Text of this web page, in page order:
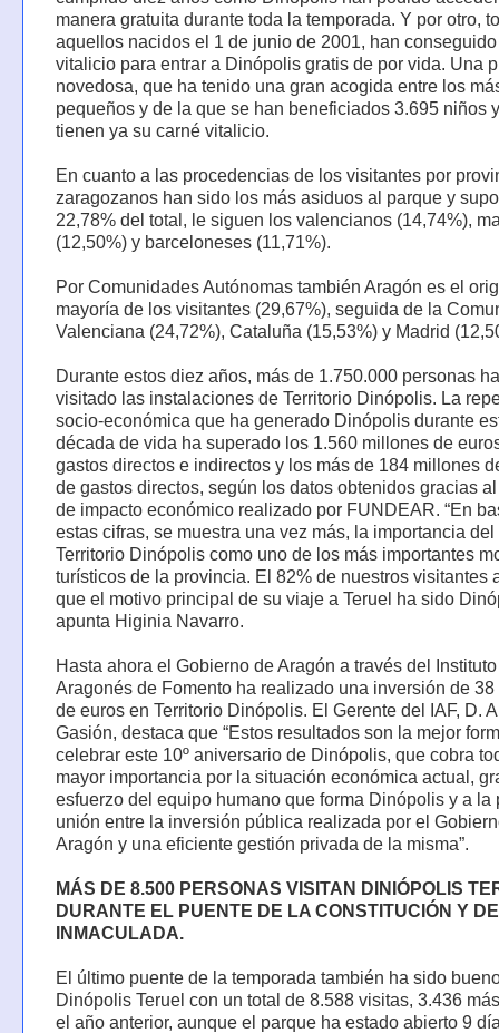
manera gratuita durante toda la temporada. Y por otro,
aquellos nacidos el 1 de junio de 2001, han
vitalicio para entrar a Dinópolis gratis de por vida. Una
novedosa, que ha tenido una gran acogida entre los
pequeños y de la que se han beneficiados 3.695 niños
tienen ya su carné vitalicio.
En cuanto a las procedencias de los visitantes por
zaragozanos han sido los más asiduos al parque y
22,78% del total, le siguen los valencianos (14,74%),
(12,50%) y barceloneses (11,71%).
Por Comunidades Autónomas también Aragón es el
mayoría de los visitantes (29,67%), seguida de la
Valenciana (24,72%), Cataluña (15,53%) y Madrid
Durante estos diez años, más de 1.750.000 personas
visitado las instalaciones de Territorio Dinópolis. La
socio-económica que ha generado Dinópolis durante
década de vida ha superado los 1.560 millones de
gastos directos e indirectos y los más de 184 millones
de gastos directos, según los datos obtenidos gracias
de impacto económico realizado por FUNDEAR. “En
estas cifras, se muestra una vez más, la importancia del
Territorio Dinópolis como uno de los más importantes
turísticos de la provincia. El 82% de nuestros visitantes
que el motivo principal de su viaje a Teruel ha sido
apunta Higinia Navarro.
Hasta ahora el Gobierno de Aragón a través del Instituto
Aragonés de Fomento ha realizado una inversión de
de euros en Territorio Dinópolis. El Gerente del IAF, D.
Gasión, destaca que “Estos resultados son la mejor
celebrar este 10º aniversario de Dinópolis, que cobra
mayor importancia por la situación económica actual,
esfuerzo del equipo humano que forma Dinópolis y a la
unión entre la inversión pública realizada por el
Aragón y una eficiente gestión privada de la misma”.
MÁS DE 8.500 PERSONAS VISITAN DINIÓPOLIS
DURANTE EL PUENTE DE LA CONSTITUCIÓN Y
INMACULADA.
El último puente de la temporada también ha sido
Dinópolis Teruel con un total de 8.588 visitas, 3.436
el año anterior, aunque el parque ha estado abierto 9